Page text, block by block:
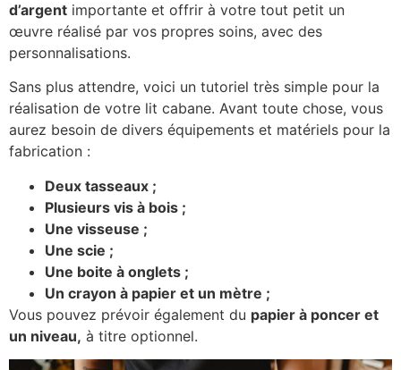
d’argent importante et offrir à votre tout petit un
œuvre réalisé par vos propres soins, avec des
personnalisations.
Sans plus attendre, voici un tutoriel très simple pour la
réalisation de votre lit cabane. Avant toute chose, vous
aurez besoin de divers équipements et matériels pour la
fabrication :
Deux tasseaux ;
Plusieurs vis à bois ;
Une visseuse ;
Une scie ;
Une boite à onglets ;
Un crayon à papier et un mètre ;
Vous pouvez prévoir également du papier à poncer et
un niveau, à titre optionnel.